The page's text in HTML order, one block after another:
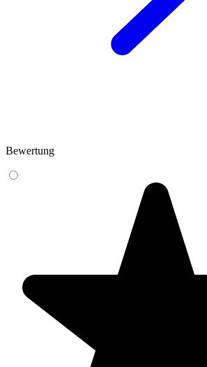
Bewertung